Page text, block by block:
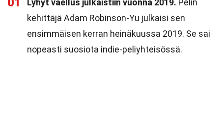
Lyhyt vaellus julkaistiin vuonna 2019. Pelin
kehittäjä Adam Robinson-Yu julkaisi sen
ensimmäisen kerran heinäkuussa 2019. Se sai
nopeasti suosiota indie-peliyhteisössä.